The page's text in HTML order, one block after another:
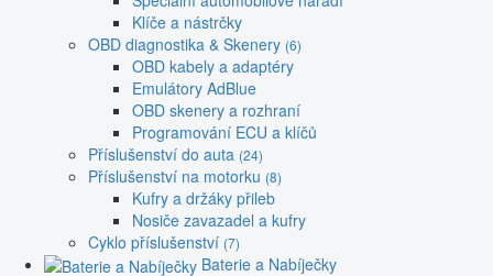
Klíče a nástrčky
OBD diagnostika & Skenery (6)
OBD kabely a adaptéry
Emulátory AdBlue
OBD skenery a rozhraní
Programování ECU a klíčů
Příslušenství do auta (24)
Příslušenství na motorku (8)
Kufry a držáky přileb
Nosiče zavazadel a kufry
Cyklo příslušenství (7)
Baterie a Nabíječky